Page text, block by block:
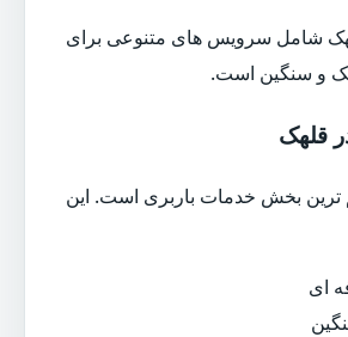
شامل سرویس های متنوعی برای
و سنگین است.
قلهک
ترین بخش خدمات باربری است. این
ای